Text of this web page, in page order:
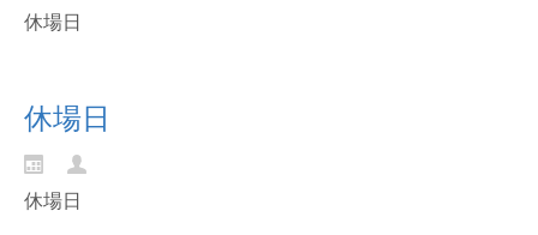
休場日
休場日
休場日